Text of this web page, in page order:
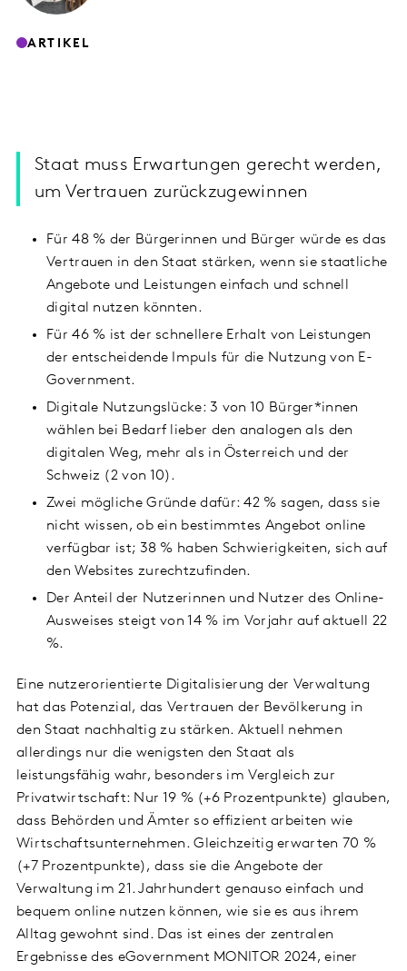
ARTIKEL
Staat muss Erwartungen gerecht werden,
um Vertrauen zurückzugewinnen
Für 48 % der Bürgerinnen und Bürger würde es das
Vertrauen in den Staat stärken, wenn sie staatliche
Angebote und Leistungen einfach und schnell
digital nutzen könnten.
Für 46 % ist der schnellere Erhalt von Leistungen
der entscheidende Impuls für die Nutzung von E-
Government.
Digitale Nutzungslücke: 3 von 10 Bürger*innen
wählen bei Bedarf lieber den analogen als den
digitalen Weg, mehr als in Österreich und der
Schweiz (2 von 10).
Zwei mögliche Gründe dafür: 42 % sagen, dass sie
nicht wissen, ob ein bestimmtes Angebot online
verfügbar ist; 38 % haben Schwierigkeiten, sich auf
den Websites zurechtzufinden.
Der Anteil der Nutzerinnen und Nutzer des Online-
Ausweises steigt von 14 % im Vorjahr auf aktuell 22
%.
Eine nutzerorientierte Digitalisierung der Verwaltung
hat das Potenzial, das Vertrauen der Bevölkerung in
den Staat nachhaltig zu stärken. Aktuell nehmen
allerdings nur die wenigsten den Staat als
leistungsfähig wahr, besonders im Vergleich zur
Privatwirtschaft: Nur 19 % (+6 Prozentpunkte) glauben,
dass Behörden und Ämter so effizient arbeiten wie
Wirtschaftsunternehmen. Gleichzeitig erwarten 70 %
(+7 Prozentpunkte), dass sie die Angebote der
Verwaltung im 21. Jahrhundert genauso einfach und
bequem online nutzen können, wie sie es aus ihrem
Alltag gewohnt sind. Das ist eines der zentralen
Ergebnisse des eGovernment MONITOR 2024, einer